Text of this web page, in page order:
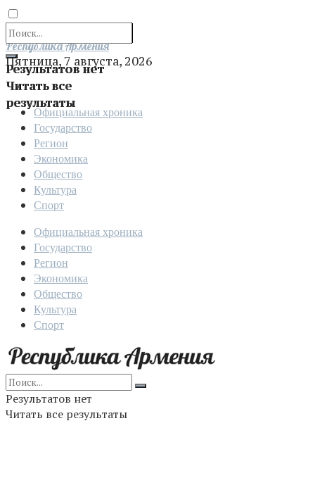
Результатов нет
Читать все
результаты
Отправить
Республика Армения
Пятница, 7 августа, 2026
Официальная хроника
Государство
Регион
Экономика
Общество
Культура
Спорт
Официальная хроника
Государство
Регион
Экономика
Общество
Культура
Спорт
Результатов нет
Читать все результаты